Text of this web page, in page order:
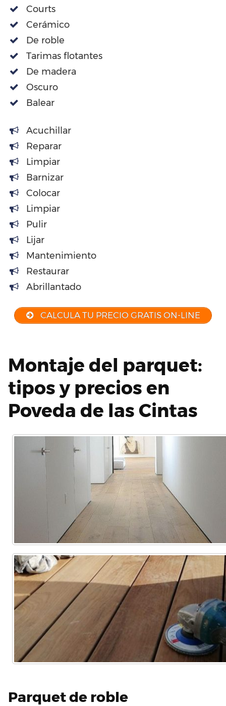
Courts
Cerámico
De roble
Tarimas flotantes
De madera
Oscuro
Balear
Acuchillar
Reparar
Limpiar
Barnizar
Colocar
Limpiar
Pulir
Lijar
Mantenimiento
Restaurar
Abrillantado
CALCULA TU PRECIO GRATIS ON-LINE
Montaje del parquet:
tipos y precios en
Poveda de las Cintas
Parquet de roble